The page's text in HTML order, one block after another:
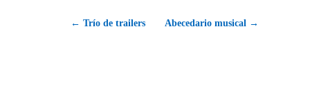
← Trío de trailers Abecedario musical →